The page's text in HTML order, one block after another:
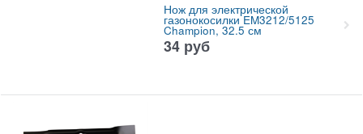
Нож для электрической
газонокосилки EM3212/5125
Champion, 32.5 см
34 руб